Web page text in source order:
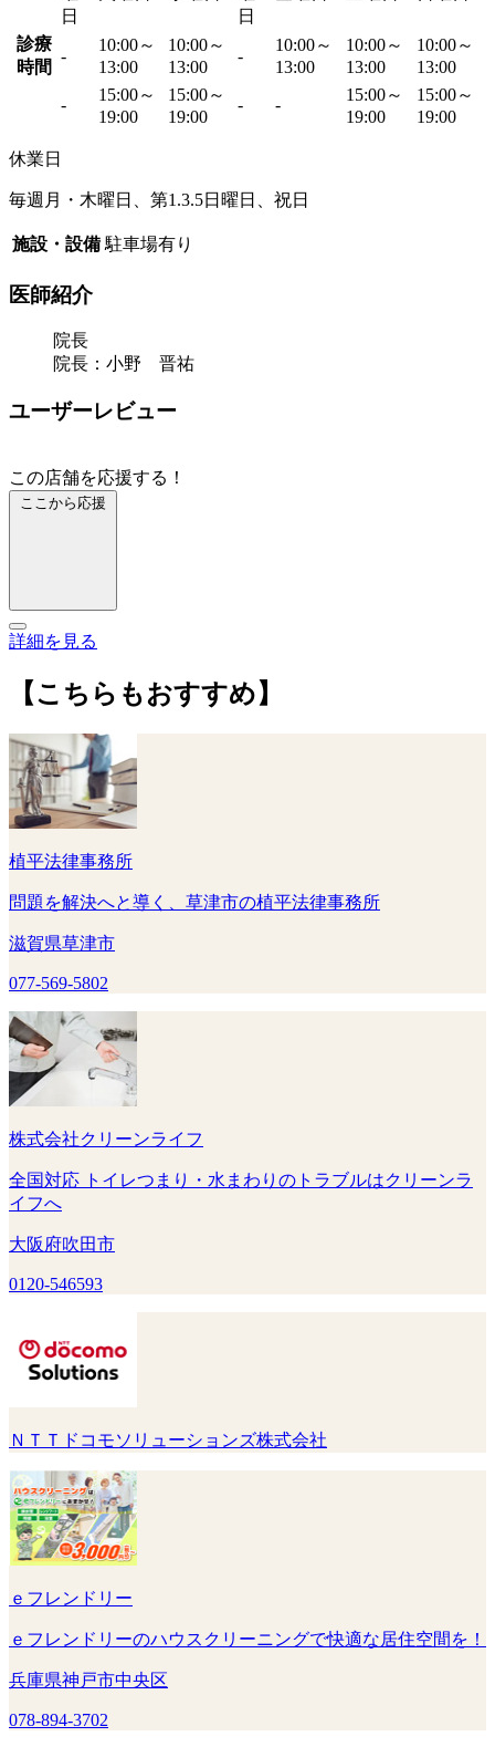
日
日
診療
時間
-
10:00～
13:00
10:00～
13:00
-
10:00～
13:00
10:00～
13:00
10:00～
13:00
-
15:00～
19:00
15:00～
19:00
- -
15:00～
19:00
15:00～
19:00
休業日
毎週月・木曜日、第1.3.5日曜日、祝日
施設・設備 駐車場有り
医師紹介
院長
院長：小野 晋祐
ユーザーレビュー
この店舗を応援する！
ここから応援
詳細を見る
【こちらもおすすめ】
植平法律事務所
問題を解決へと導く、草津市の植平法律事務所
滋賀県草津市
077-569-5802
株式会社クリーンライフ
全国対応 トイレつまり・水まわりのトラブルはクリーンラ
イフへ
大阪府吹田市
0120-546593
ＮＴＴドコモソリューションズ株式会社
ｅフレンドリー
ｅフレンドリーのハウスクリーニングで快適な居住空間を！
兵庫県神戸市中央区
078-894-3702